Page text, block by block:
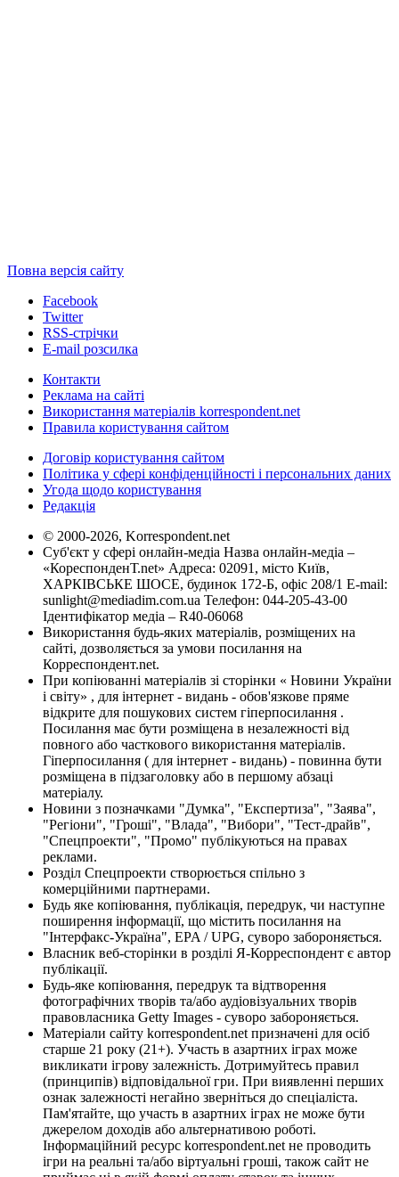
Повна версія сайту
Facebook
Twitter
RSS-стрічки
E-mail розсилка
Контакти
Реклама на сайті
Використання матеріалів korrespondent.net
Правила користування сайтом
Договір користування сайтом
Політика у сфері конфіденційності і персональних даних
Угода щодо користування
Редакція
© 2000-2026, Korrespondent.net
Суб'єкт у сфері онлайн-медіа Назва онлайн-медіа –
«КореспонденТ.net» Адреса: 02091, місто Київ,
ХАРКІВСЬКЕ ШОСЕ, будинок 172-Б, офіс 208/1 E-mail:
sunlight@mediadim.com.ua Телефон: 044-205-43-00
Ідентифікатор медіа – R40-06068
Використання будь-яких матеріалів, розміщених на
сайті, дозволяється за умови посилання на
Корреспондент.net.
При копіюванні матеріалів зі сторінки « Новини України
і світу» , для інтернет - видань - обов'язкове пряме
відкрите для пошукових систем гіперпосилання .
Посилання має бути розміщена в незалежності від
повного або часткового використання матеріалів.
Гіперпосилання ( для інтернет - видань) - повинна бути
розміщена в підзаголовку або в першому абзаці
матеріалу.
Новини з позначками "Думка", "Експертиза", "Заява",
"Регіони", "Гроші", "Влада", "Вибори", "Тест-драйв",
"Спецпроекти", "Промо" публікуються на правах
реклами.
Розділ Спецпроекти створюється спільно з
комерційними партнерами.
Будь яке копіювання, публікація, передрук, чи наступне
поширення інформації, що містить посилання на
"Інтерфакс-Україна", EPA / UPG, суворо забороняється.
Власник веб-сторінки в розділі Я-Корреспондент є автор
публікації.
Будь-яке копіювання, передрук та відтворення
фотографічних творів та/або аудіовізуальних творів
правовласника Getty Images - суворо забороняється.
Матеріали сайту korrespondent.net призначені для осіб
старше 21 року (21+). Участь в азартних іграх може
викликати ігрову залежність. Дотримуйтесь правил
(принципів) відповідальної гри. При виявленні перших
ознак залежності негайно зверніться до спеціаліста.
Пам'ятайте, що участь в азартних іграх не може бути
джерелом доходів або альтернативою роботі.
Інформаційний ресурс korrespondent.net не проводить
ігри на реальні та/або віртуальні гроші, також сайт не